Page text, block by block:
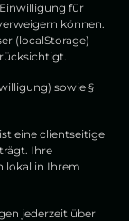
für
können.
(localStorage)
sowie §
eine clientseitige
Ihre
lokal in Ihrem
jederzeit über